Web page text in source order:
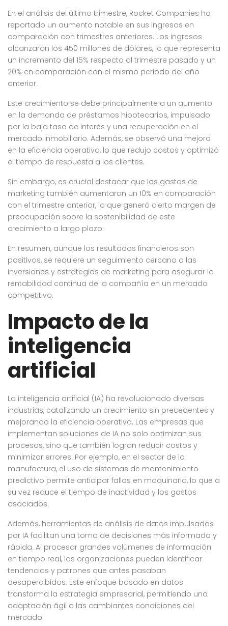
En el análisis del último trimestre, Rocket Companies ha
reportado un aumento notable en sus ingresos en
comparación con trimestres anteriores. Los ingresos
alcanzaron los 450 millones de dólares, lo que representa
un incremento del 15% respecto al trimestre pasado y un
20% en comparación con el mismo periodo del año
anterior.
Este crecimiento se debe principalmente a un aumento
en la demanda de préstamos hipotecarios, impulsado
por la baja tasa de interés y una recuperación en el
mercado inmobiliario. Además, se observó una mejora
en la eficiencia operativa, lo que redujo costos y optimizó
el tiempo de respuesta a los clientes.
Sin embargo, es crucial destacar que los gastos de
marketing también aumentaron un 10% en comparación
con el trimestre anterior, lo que generó cierto margen de
preocupación sobre la sostenibilidad de este
crecimiento a largo plazo.
En resumen, aunque los resultados financieros son
positivos, se requiere un seguimiento cercano a las
inversiones y estrategias de marketing para asegurar la
rentabilidad continua de la compañía en un mercado
competitivo.
Impacto de la
inteligencia
artificial
La inteligencia artificial (IA) ha revolucionado diversas
industrias, catalizando un crecimiento sin precedentes y
mejorando la eficiencia operativa. Las empresas que
implementan soluciones de IA no solo optimizan sus
procesos, sino que también logran reducir costos y
minimizar errores. Por ejemplo, en el sector de la
manufactura, el uso de sistemas de mantenimiento
predictivo permite anticipar fallas en maquinaria, lo que a
su vez reduce el tiempo de inactividad y los gastos
asociados.
Además, herramientas de análisis de datos impulsadas
por IA facilitan una toma de decisiones más informada y
rápida. Al procesar grandes volúmenes de información
en tiempo real, las organizaciones pueden identificar
tendencias y patrones que antes pasaban
desapercibidos. Este enfoque basado en datos
transforma la estrategia empresarial, permitiendo una
adaptación ágil a las cambiantes condiciones del
mercado.